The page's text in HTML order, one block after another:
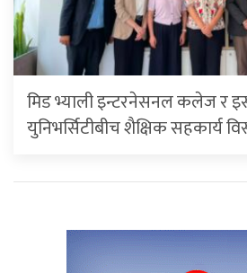
मिड भ्याली इन्टरनेसनल कलेज र
युनिभर्सिटीबीच शैक्षिक सहकार्य